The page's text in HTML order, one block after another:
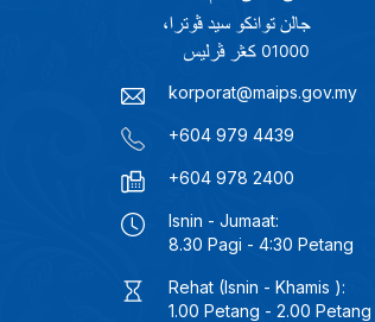
korporat@maips.gov.my
+604 979 4439
+604 978 2400
Isnin - Jumaat:
8.30 Pagi - 4:30 Petang
Rehat (Isnin - Khamis ):
1.00 Petang - 2.00 Petang